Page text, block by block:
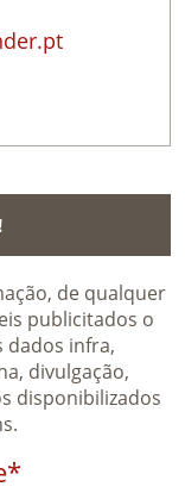
de qualquer
publicitados o
dados infra,
divulgação,
disponibilizados
*